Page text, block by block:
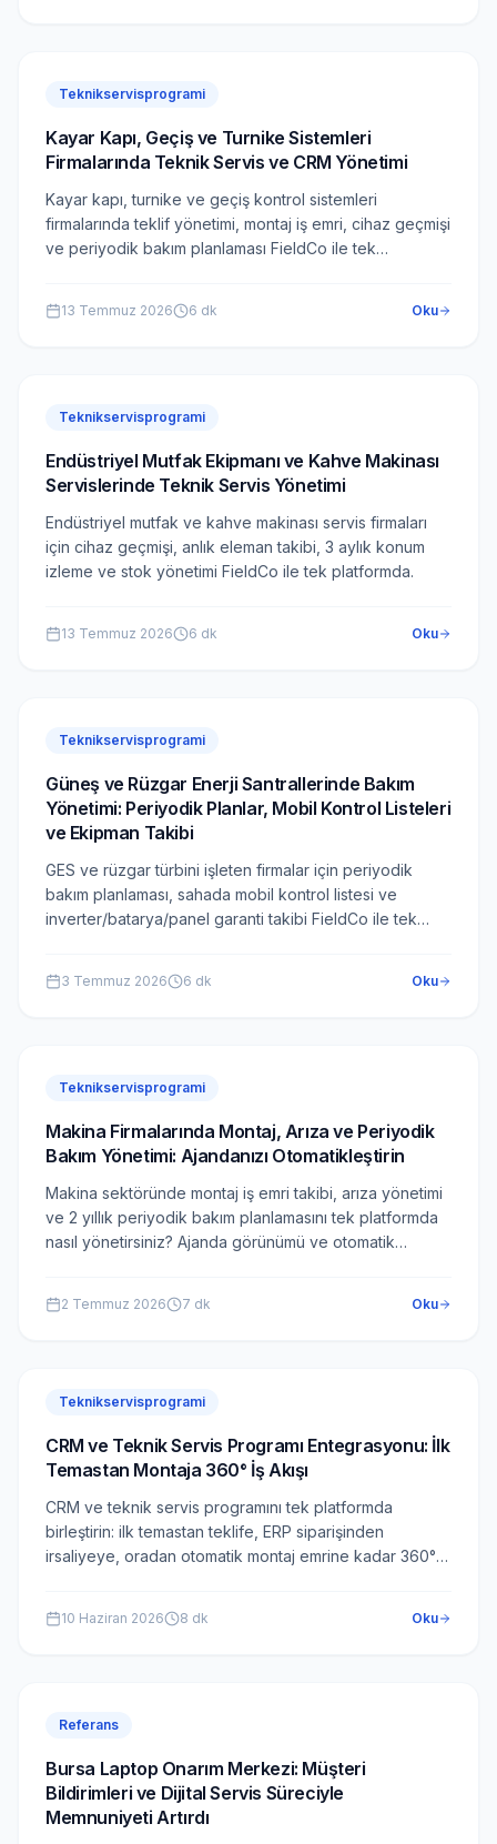
Teknikservisprogrami
Kayar Kapı, Geçiş ve Turnike Sistemleri
Firmalarında Teknik Servis ve CRM Yönetimi
Kayar kapı, turnike ve geçiş kontrol sistemleri
firmalarında teklif yönetimi, montaj iş emri, cihaz geçmişi
ve periyodik bakım planlaması FieldCo ile tek
13 Temmuz 2026 6 dk Oku
Teknikservisprogrami
Endüstriyel Mutfak Ekipmanı ve Kahve Makinası
Servislerinde Teknik Servis Yönetimi
Endüstriyel mutfak ve kahve makinası servis firmaları
için cihaz geçmişi, anlık eleman takibi, 3 aylık konum
izleme ve stok yönetimi FieldCo ile tek platformda.
13 Temmuz 2026 6 dk Oku
Teknikservisprogrami
Güneş ve Rüzgar Enerji Santrallerinde Bakım
Yönetimi: Periyodik Planlar, Mobil Kontrol Listeleri
ve Ekipman Takibi
GES ve rüzgar türbini işleten firmalar için periyodik
bakım planlaması, sahada mobil kontrol listesi ve
inverter/batarya/panel garanti takibi FieldCo ile tek
3 Temmuz 2026 6 dk Oku
Teknikservisprogrami
Makina Firmalarında Montaj, Arıza ve Periyodik
Bakım Yönetimi: Ajandanızı Otomatikleştirin
Makina sektöründe montaj iş emri takibi, arıza yönetimi
ve 2 yıllık periyodik bakım planlamasını tek platformda
nasıl yönetirsiniz? Ajanda görünümü ve otomatik
2 Temmuz 2026 7 dk Oku
Teknikservisprogrami
CRM ve Teknik Servis Programı Entegrasyonu: İlk
Temastan Montaja 360° İş Akışı
CRM ve teknik servis programını tek platformda
birleştirin: ilk temastan teklife, ERP siparişinden
irsaliyeye, oradan otomatik montaj emrine kadar 360° iş
10 Haziran 2026 8 dk Oku
Referans
Bursa Laptop Onarım Merkezi: Müşteri
Bildirimleri ve Dijital Servis Süreciyle
Memnuniyeti Artırdı